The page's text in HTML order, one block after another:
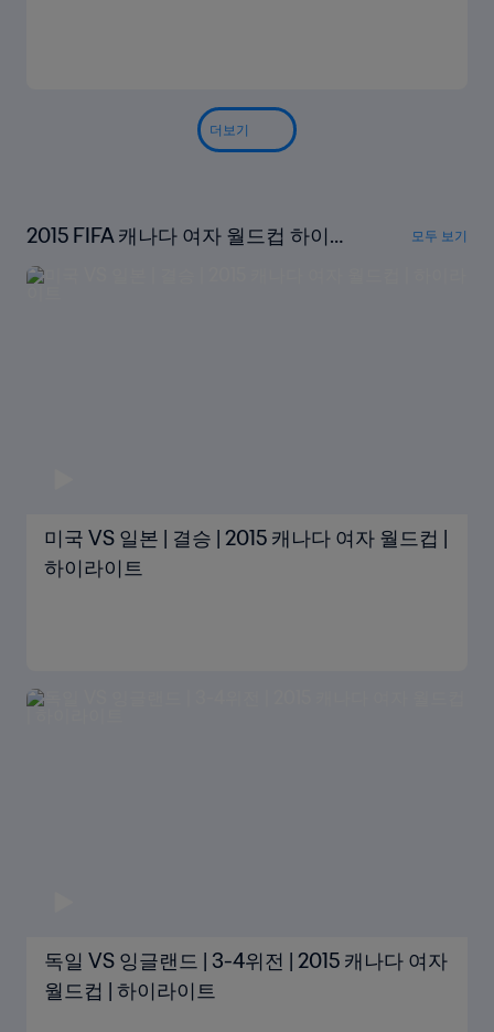
더보기
2015 FIFA 캐나다 여자 월드컵 하이라
이트
모두 보기
미국 VS 일본 | 결승 | 2015 캐나다 여자 월드컵 |
하이라이트
독일 VS 잉글랜드 | 3-4위전 | 2015 캐나다 여자
월드컵 | 하이라이트